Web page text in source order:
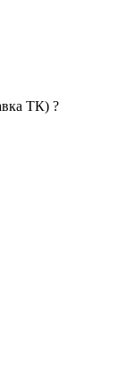
ТК) ?